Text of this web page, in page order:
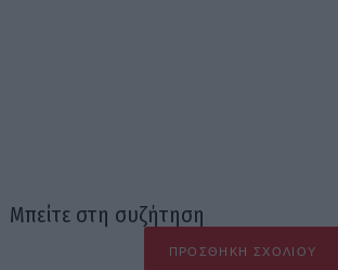
Μπείτε στη συζήτηση
ΠΡΟΣΘΉΚΗ ΣΧΟΛΊΟΥ